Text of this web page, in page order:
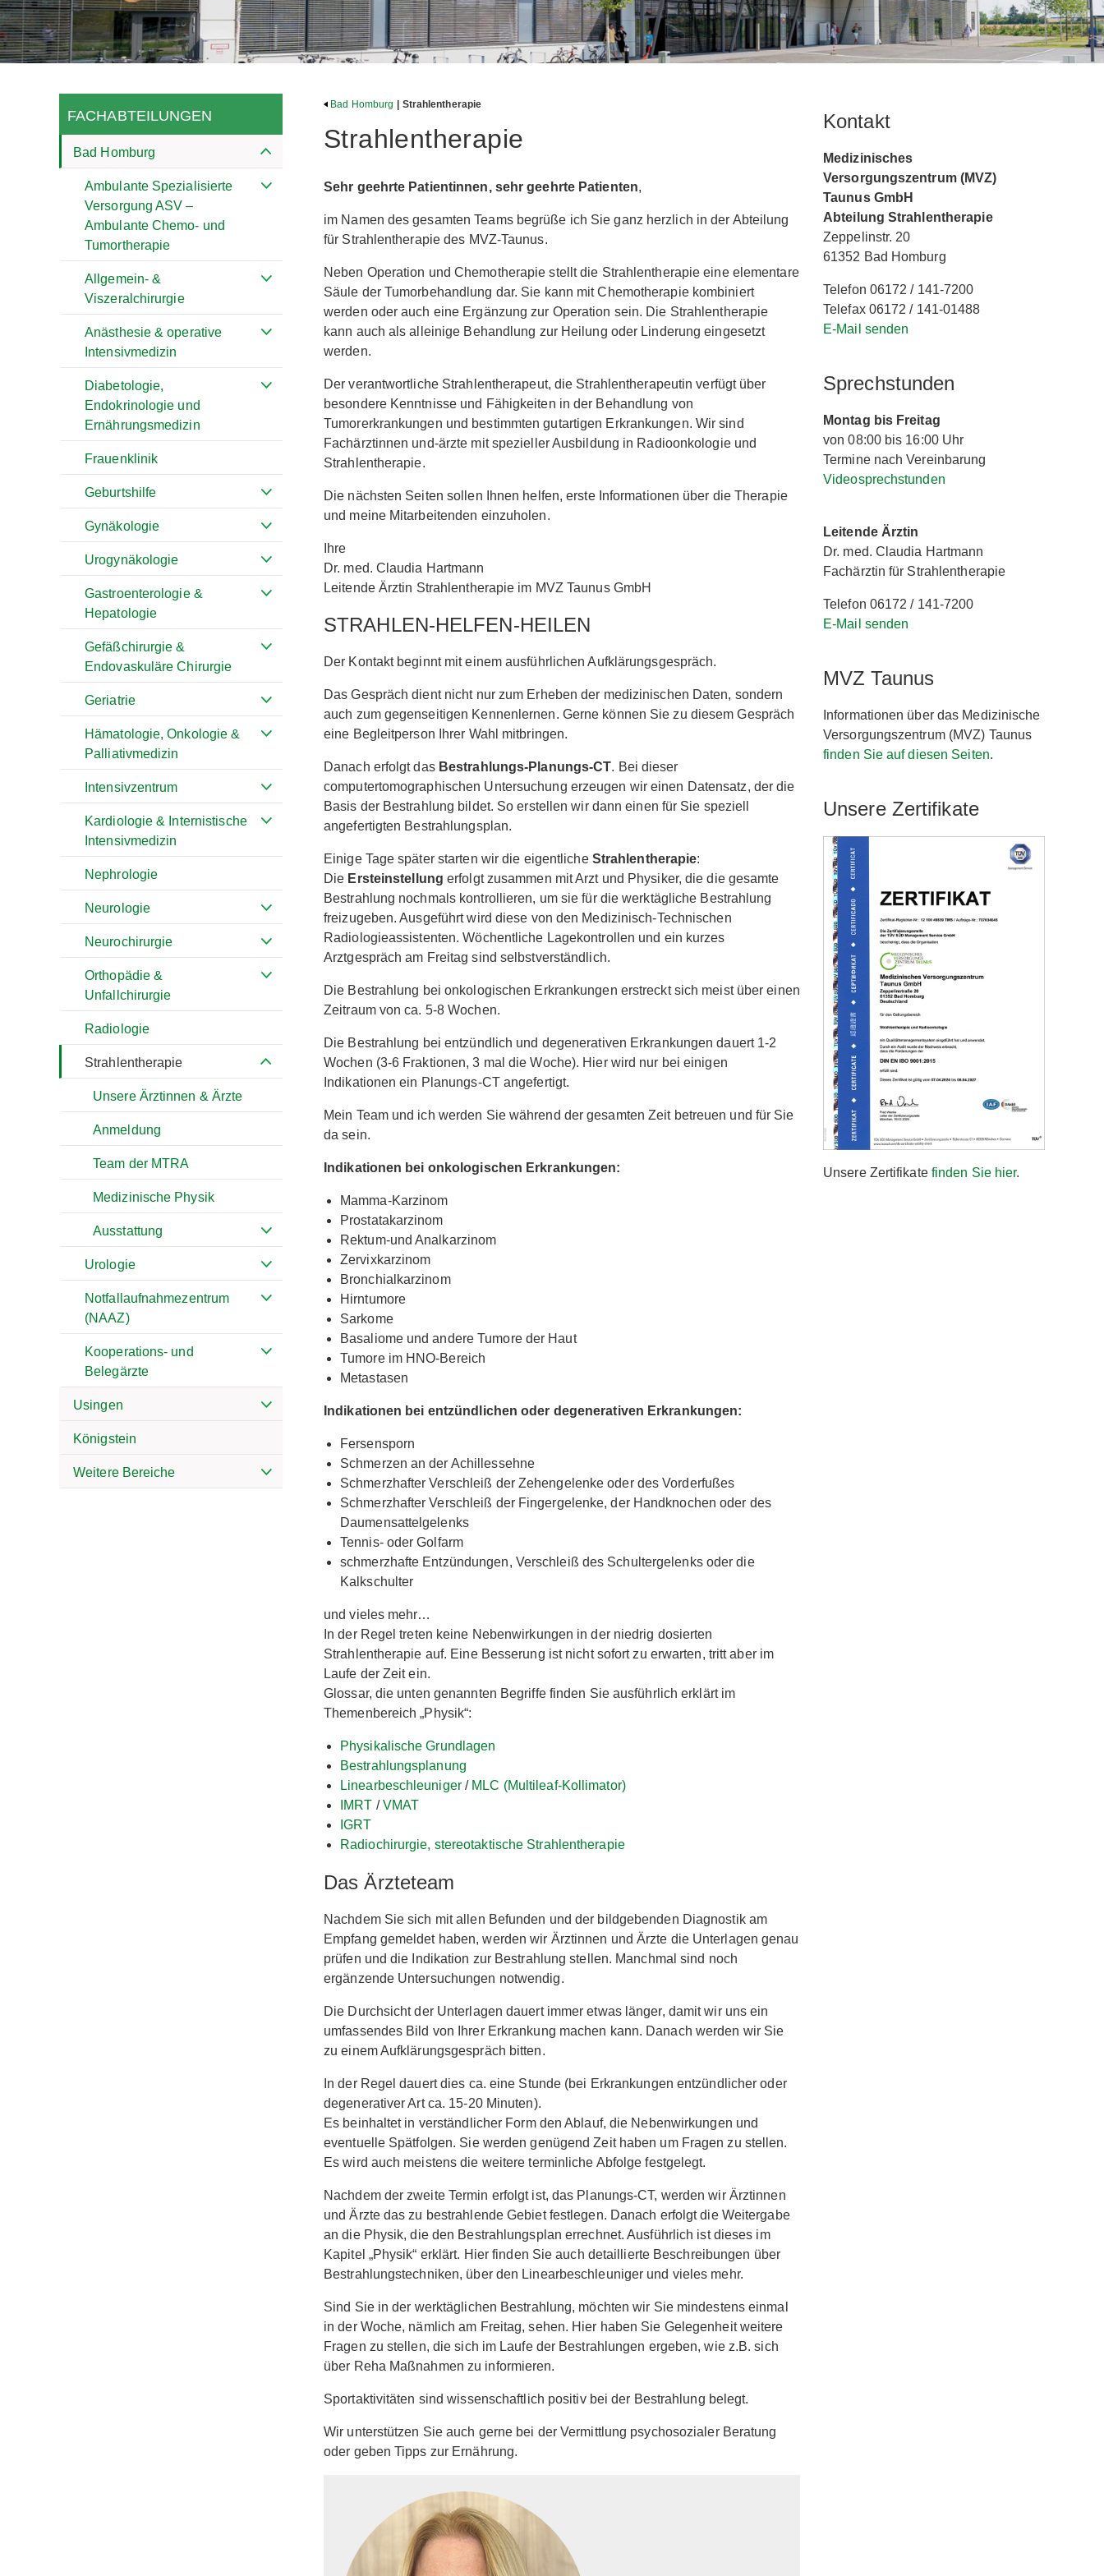
FACHABTEILUNGEN
Bad Homburg
Ambulante Spezialisierte
Versorgung ASV –
Ambulante Chemo- und
Tumortherapie
Allgemein- &
Viszeralchirurgie
Anästhesie & operative
Intensivmedizin
Diabetologie,
Endokrinologie und
Ernährungsmedizin
Frauenklinik
Geburtshilfe
Gynäkologie
Urogynäkologie
Gastroenterologie &
Hepatologie
Gefäßchirurgie &
Endovaskuläre Chirurgie
Geriatrie
Hämatologie, Onkologie &
Palliativmedizin
Intensivzentrum
Kardiologie & Internistische
Intensivmedizin
Nephrologie
Neurologie
Neurochirurgie
Orthopädie &
Unfallchirurgie
Radiologie
Strahlentherapie
Unsere Ärztinnen & Ärzte
Anmeldung
Team der MTRA
Medizinische Physik
Ausstattung
Urologie
Notfallaufnahmezentrum
(NAAZ)
Kooperations- und
Belegärzte
Usingen
Königstein
Weitere Bereiche
Bad Homburg | Strahlentherapie
Strahlentherapie
Sehr geehrte Patientinnen, sehr geehrte Patienten,
im Namen des gesamten Teams begrüße ich Sie ganz herzlich in der Abteilung
für Strahlentherapie des MVZ-Taunus.
Neben Operation und Chemotherapie stellt die Strahlentherapie eine elementare
Säule der Tumorbehandlung dar. Sie kann mit Chemotherapie kombiniert
werden oder auch eine Ergänzung zur Operation sein. Die Strahlentherapie
kann auch als alleinige Behandlung zur Heilung oder Linderung eingesetzt
werden.
Der verantwortliche Strahlentherapeut, die Strahlentherapeutin verfügt über
besondere Kenntnisse und Fähigkeiten in der Behandlung von
Tumorerkrankungen und bestimmten gutartigen Erkrankungen. Wir sind
Fachärztinnen und-ärzte mit spezieller Ausbildung in Radioonkologie und
Strahlentherapie.
Die nächsten Seiten sollen Ihnen helfen, erste Informationen über die Therapie
und meine Mitarbeitenden einzuholen.
Ihre
Dr. med. Claudia Hartmann
Leitende Ärztin Strahlentherapie im MVZ Taunus GmbH
STRAHLEN-HELFEN-HEILEN
Der Kontakt beginnt mit einem ausführlichen Aufklärungsgespräch.
Das Gespräch dient nicht nur zum Erheben der medizinischen Daten, sondern
auch zum gegenseitigen Kennenlernen. Gerne können Sie zu diesem Gespräch
eine Begleitperson Ihrer Wahl mitbringen.
Danach erfolgt das Bestrahlungs-Planungs-CT. Bei dieser
computertomographischen Untersuchung erzeugen wir einen Datensatz, der die
Basis der Bestrahlung bildet. So erstellen wir dann einen für Sie speziell
angefertigten Bestrahlungsplan.
Einige Tage später starten wir die eigentliche Strahlentherapie:
Die Ersteinstellung erfolgt zusammen mit Arzt und Physiker, die die gesamte
Bestrahlung nochmals kontrollieren, um sie für die werktägliche Bestrahlung
freizugeben. Ausgeführt wird diese von den Medizinisch-Technischen
Radiologieassistenten. Wöchentliche Lagekontrollen und ein kurzes
Arztgespräch am Freitag sind selbstverständlich.
Die Bestrahlung bei onkologischen Erkrankungen erstreckt sich meist über einen
Zeitraum von ca. 5-8 Wochen.
Die Bestrahlung bei entzündlich und degenerativen Erkrankungen dauert 1-2
Wochen (3-6 Fraktionen, 3 mal die Woche). Hier wird nur bei einigen
Indikationen ein Planungs-CT angefertigt.
Mein Team und ich werden Sie während der gesamten Zeit betreuen und für Sie
da sein.
Indikationen bei onkologischen Erkrankungen:
Mamma-Karzinom
Prostatakarzinom
Rektum-und Analkarzinom
Zervixkarzinom
Bronchialkarzinom
Hirntumore
Sarkome
Basaliome und andere Tumore der Haut
Tumore im HNO-Bereich
Metastasen
Indikationen bei entzündlichen oder degenerativen Erkrankungen:
Fersensporn
Schmerzen an der Achillessehne
Schmerzhafter Verschleiß der Zehengelenke oder des Vorderfußes
Schmerzhafter Verschleiß der Fingergelenke, der Handknochen oder des
Daumensattelgelenks
Tennis- oder Golfarm
schmerzhafte Entzündungen, Verschleiß des Schultergelenks oder die
Kalkschulter
und vieles mehr…
In der Regel treten keine Nebenwirkungen in der niedrig dosierten
Strahlentherapie auf. Eine Besserung ist nicht sofort zu erwarten, tritt aber im
Laufe der Zeit ein.
Glossar, die unten genannten Begriffe finden Sie ausführlich erklärt im
Themenbereich „Physik“:
Physikalische Grundlagen
Bestrahlungsplanung
Linearbeschleuniger/ MLC (Multileaf-Kollimator)
IMRT /VMAT
IGRT
Radiochirurgie, stereotaktische Strahlentherapie
Das Ärzteteam
Nachdem Sie sich mit allen Befunden und der bildgebenden Diagnostik am
Empfang gemeldet haben, werden wir Ärztinnen und Ärzte die Unterlagen genau
prüfen und die Indikation zur Bestrahlung stellen. Manchmal sind noch
ergänzende Untersuchungen notwendig.
Die Durchsicht der Unterlagen dauert immer etwas länger, damit wir uns ein
umfassendes Bild von Ihrer Erkrankung machen kann. Danach werden wir Sie
zu einem Aufklärungsgespräch bitten.
In der Regel dauert dies ca. eine Stunde (bei Erkrankungen entzündlicher oder
degenerativer Art ca. 15-20 Minuten).
Es beinhaltet in verständlicher Form den Ablauf, die Nebenwirkungen und
eventuelle Spätfolgen. Sie werden genügend Zeit haben um Fragen zu stellen.
Es wird auch meistens die weitere terminliche Abfolge festgelegt.
Nachdem der zweite Termin erfolgt ist, das Planungs-CT, werden wir Ärztinnen
und Ärzte das zu bestrahlende Gebiet festlegen. Danach erfolgt die Weitergabe
an die Physik, die den Bestrahlungsplan errechnet. Ausführlich ist dieses im
Kapitel „Physik“ erklärt. Hier finden Sie auch detaillierte Beschreibungen über
Bestrahlungstechniken, über den Linearbeschleuniger und vieles mehr.
Sind Sie in der werktäglichen Bestrahlung, möchten wir Sie mindestens einmal
in der Woche, nämlich am Freitag, sehen. Hier haben Sie Gelegenheit weitere
Fragen zu stellen, die sich im Laufe der Bestrahlungen ergeben, wie z.B. sich
über Reha Maßnahmen zu informieren.
Sportaktivitäten sind wissenschaftlich positiv bei der Bestrahlung belegt.
Wir unterstützen Sie auch gerne bei der Vermittlung psychosozialer Beratung
oder geben Tipps zur Ernährung.
Kontakt
Medizinisches
Versorgungszentrum (MVZ)
Taunus GmbH
Abteilung Strahlentherapie
Zeppelinstr. 20
61352 Bad Homburg
Telefon 06172 / 141-7200
Telefax 06172 / 141-01488
E-Mail senden
Sprechstunden
Montag bis Freitag
von 08:00 bis 16:00 Uhr
Termine nach Vereinbarung
Videosprechstunden
Leitende Ärztin
Dr. med. Claudia Hartmann
Fachärztin für Strahlentherapie
Telefon 06172 / 141-7200
E-Mail senden
MVZ Taunus
Informationen über das Medizinische
Versorgungszentrum (MVZ) Taunus
finden Sie auf diesen Seiten.
Unsere Zertifikate
Unsere Zertifikate finden Sie hier.